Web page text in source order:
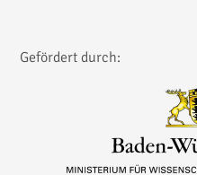
Gefördert durch: